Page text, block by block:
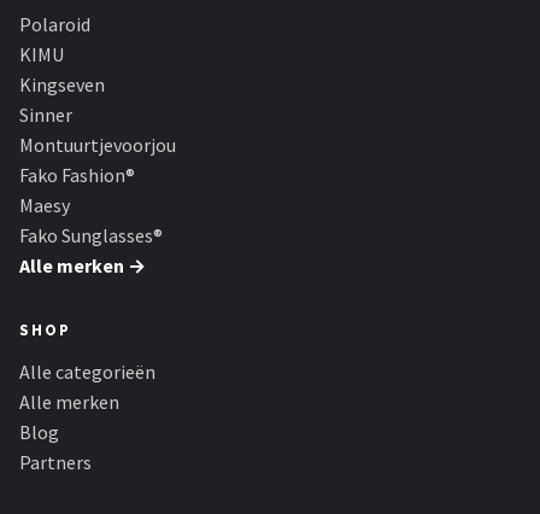
Polaroid
KIMU
Kingseven
Sinner
Montuurtjevoorjou
Fako Fashion®
Maesy
Fako Sunglasses®
Alle merken →
SHOP
Alle categorieën
Alle merken
Blog
Partners